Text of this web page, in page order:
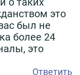
это
был не
более 24
это
Ответить